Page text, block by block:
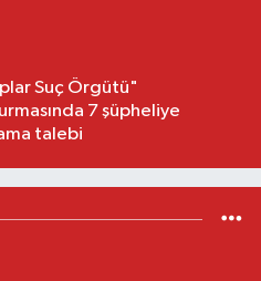
Suç Örgütü"
7 şüpheliye
talebi